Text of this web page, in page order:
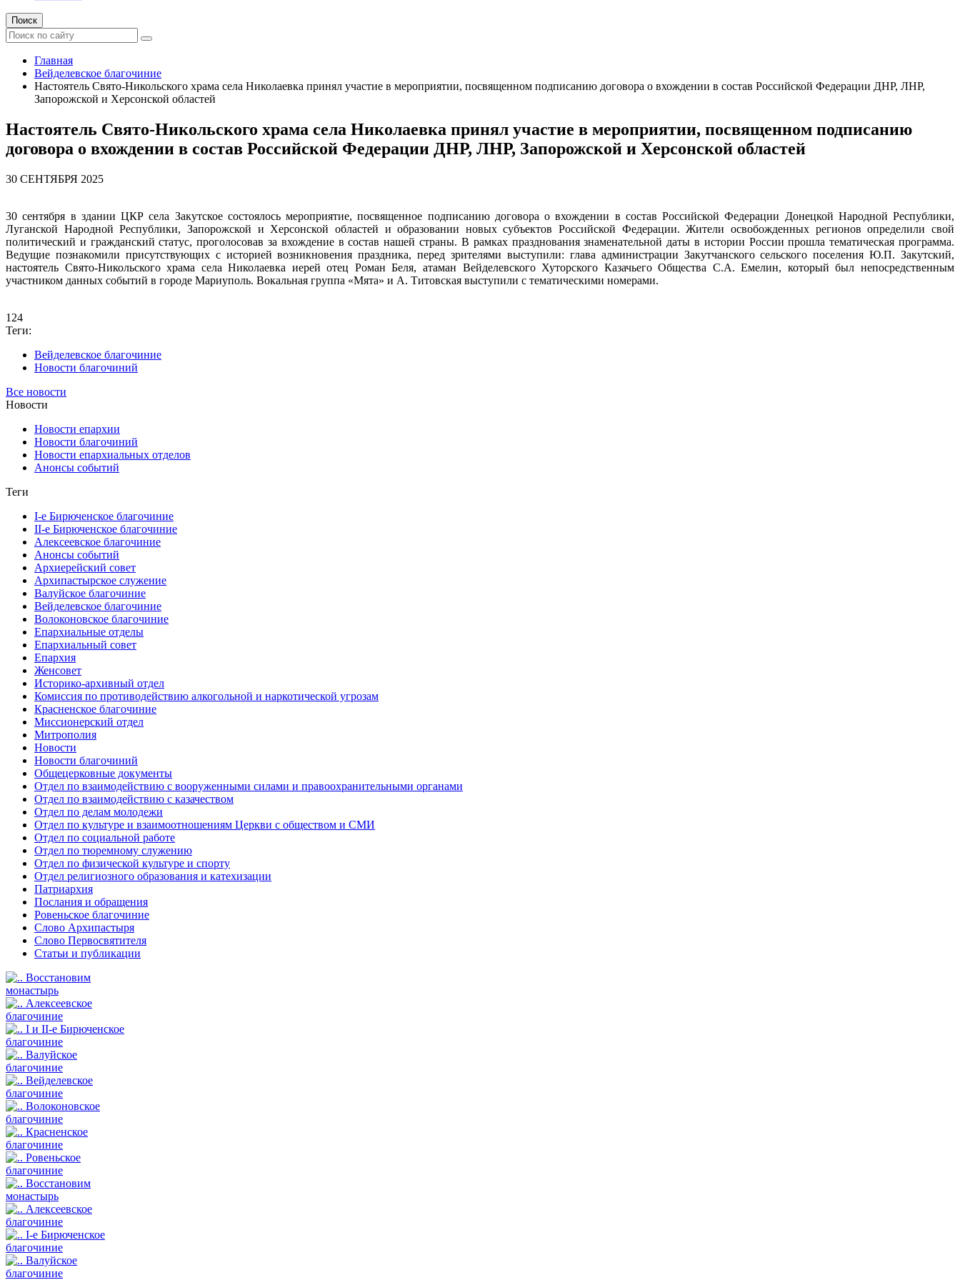
Поиск
Главная
Вейделевское благочиние
Настоятель Свято-Никольского храма села Николаевка принял участие в мероприятии, посвященном подписанию договора о вхождении в состав Российской Федерации ДНР, ЛНР,
Запорожской и Херсонской областей
Настоятель Свято-Никольского храма села Николаевка принял участие в мероприятии, посвященном подписанию
договора о вхождении в состав Российской Федерации ДНР, ЛНР, Запорожской и Херсонской областей
30 СЕНТЯБРЯ 2025
30 сентября в здании ЦКР села Закутское состоялось мероприятие, посвященное подписанию договора о вхождении в состав Российской Федерации Донецкой Народной Республики,
Луганской Народной Республики, Запорожской и Херсонской областей и образовании новых субъектов Российской Федерации. Жители освобожденных регионов определили свой
политический и гражданский статус, проголосовав за вхождение в состав нашей страны. В рамках празднования знаменательной даты в истории России прошла тематическая программа.
Ведущие познакомили присутствующих с историей возникновения праздника, перед зрителями выступили: глава администрации Закутчанского сельского поселения Ю.П. Закутский,
настоятель Свято-Никольского храма села Николаевка иерей отец Роман Беля, атаман Вейделевского Хуторского Казачьего Общества С.А. Емелин, который был непосредственным
участником данных событий в городе Мариуполь. Вокальная группа «Мята» и А. Титовская выступили с тематическими номерами.
124
Теги:
Вейделевское благочиние
Новости благочиний
Все новости
Новости
Новости епархии
Новости благочиний
Новости епархиальных отделов
Анонсы событий
Теги
I-е Бирюченское благочиние
II-е Бирюченское благочиние
Алексеевское благочиние
Анонсы событий
Архиерейский совет
Архипастырское служение
Валуйское благочиние
Вейделевское благочиние
Волоконовское благочиние
Епархиальные отделы
Епархиальный совет
Епархия
Женсовет
Историко-архивный отдел
Комиссия по противодействию алкогольной и наркотической угрозам
Красненское благочиние
Миссионерский отдел
Митрополия
Новости
Новости благочиний
Общецерковные документы
Отдел по взаимодействию с вооруженными силами и правоохранительными органами
Отдел по взаимодействию с казачеством
Отдел по делам молодежи
Отдел по культуре и взаимоотношениям Церкви с обществом и СМИ
Отдел по социальной работе
Отдел по тюремному служению
Отдел по физической культуре и спорту
Отдел религиозного образования и катехизации
Патриархия
Послания и обращения
Ровеньское благочиние
Слово Архипастыря
Слово Первосвятителя
Статьи и публикации
Восстановим
монастырь
Алексеевское
благочиние
I и II-е Бирюченское
благочиние
Валуйское
благочиние
Вейделевское
благочиние
Волоконовское
благочиние
Красненское
благочиние
Ровеньское
благочиние
Восстановим
монастырь
Алексеевское
благочиние
I-е Бирюченское
благочиние
Валуйское
благочиние